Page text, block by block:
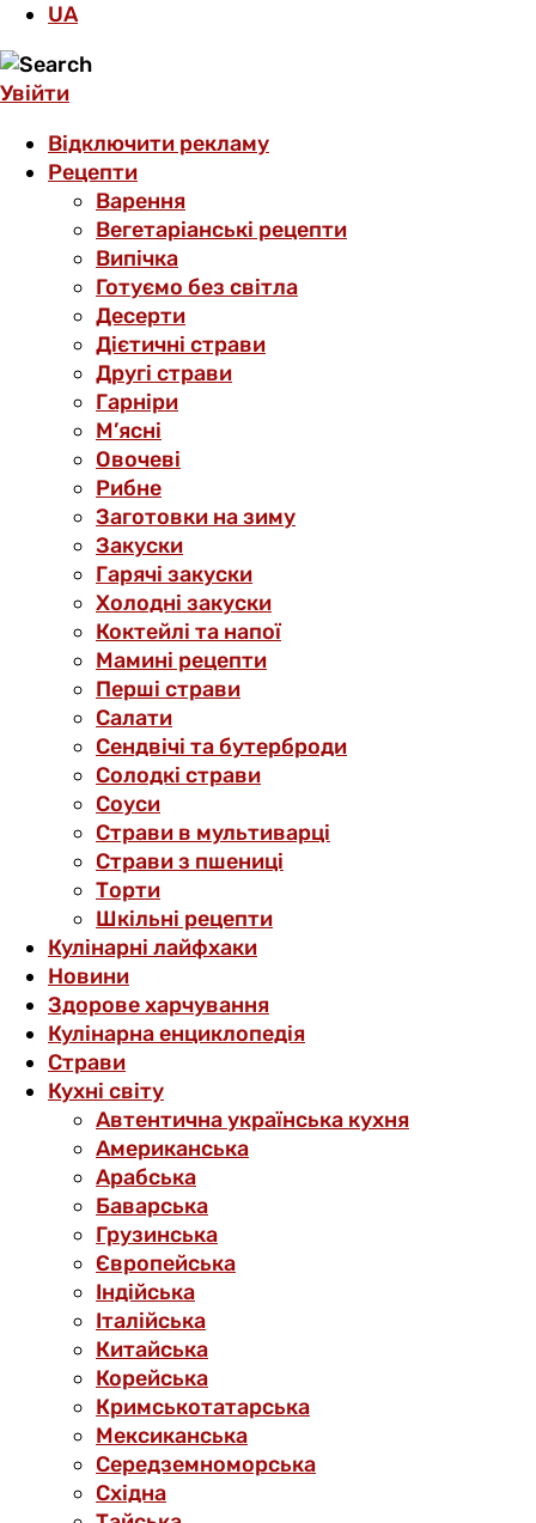
UA
Увійти
Відключити рекламу
Рецепти
Варення
Вегетаріанські рецепти
Випічка
Готуємо без світла
Десерти
Дієтичні страви
Другі страви
Гарніри
М’ясні
Овочеві
Рибне
Заготовки на зиму
Закуски
Гарячі закуски
Холодні закуски
Коктейлі та напої
Мамині рецепти
Перші страви
Салати
Сендвічі та бутерброди
Солодкі страви
Соуси
Страви в мультиварці
Страви з пшениці
Торти
Шкільні рецепти
Кулінарні лайфхаки
Новини
Здорове харчування
Кулінарна енциклопедія
Страви
Кухні світу
Автентична українська кухня
Американська
Арабська
Баварська
Грузинська
Європейська
Індійська
Італійська
Китайська
Корейська
Кримськотатарська
Мексиканська
Середземноморська
Східна